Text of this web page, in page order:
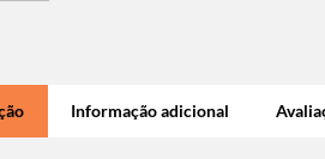
Informação adicional